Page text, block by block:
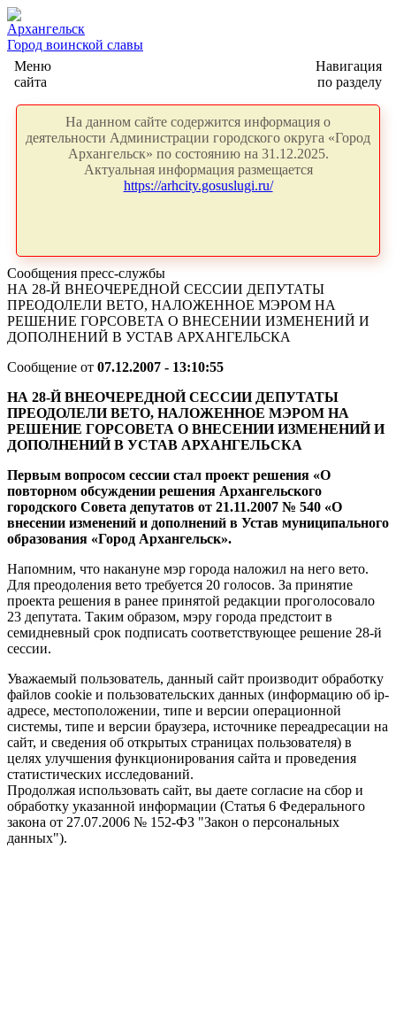
Архангельск
Город воинской славы
Меню
сайта
Навигация
по разделу
На данном сайте содержится информация о
деятельности Администрации городского округа «Город
Архангельск» по состоянию на 31.12.2025.
Актуальная информация размещается
https://arhcity.gosuslugi.ru/
Сообщения пресс-службы
НА 28-Й ВНЕОЧЕРЕДНОЙ СЕССИИ ДЕПУТАТЫ
ПРЕОДОЛЕЛИ ВЕТО, НАЛОЖЕННОЕ МЭРОМ НА
РЕШЕНИЕ ГОРСОВЕТА О ВНЕСЕНИИ ИЗМЕНЕНИЙ И
ДОПОЛНЕНИЙ В УСТАВ АРХАНГЕЛЬСКА
Сообщение от 07.12.2007 - 13:10:55
НА 28-Й ВНЕОЧЕРЕДНОЙ СЕССИИ ДЕПУТАТЫ
ПРЕОДОЛЕЛИ ВЕТО, НАЛОЖЕННОЕ МЭРОМ НА
РЕШЕНИЕ ГОРСОВЕТА О ВНЕСЕНИИ ИЗМЕНЕНИЙ И
ДОПОЛНЕНИЙ В УСТАВ АРХАНГЕЛЬСКА
Первым вопросом сессии стал проект решения «О
повторном обсуждении решения Архангельского
городского Совета депутатов от 21.11.2007 № 540 «О
внесении изменений и дополнений в Устав муниципального
образования «Город Архангельск».
Напомним, что накануне мэр города наложил на него вето.
Для преодоления вето требуется 20 голосов. За принятие
проекта решения в ранее принятой редакции проголосовало
23 депутата. Таким образом, мэру города предстоит в
семидневный срок подписать соответствующее решение 28-й
сессии.
Уважаемый пользователь, данный сайт производит обработку
файлов cookie и пользовательских данных (информацию об ip-
адресе, местоположении, типе и версии операционной
системы, типе и версии браузера, источнике переадресации на
сайт, и сведения об открытых страницах пользователя) в
целях улучшения функционирования сайта и проведения
статистических исследований.
Продолжая использовать сайт, вы даете согласие на сбор и
обработку указанной информации (Статья 6 Федерального
закона от 27.07.2006 № 152-ФЗ "Закон о персональных
данных").